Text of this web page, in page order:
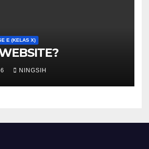
E (KELAS X)
NINGSIH